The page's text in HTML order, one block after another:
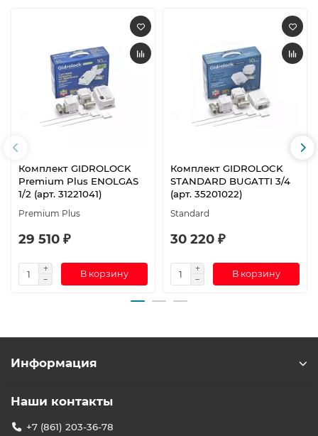
Комплект GIDROLOCK
Premium Plus ENOLGAS
1/2 (арт. 31221041)
Premium Plus
29 510 ₽
В корзину
Комплект GIDROLOCK
STANDARD BUGATTI 3/4
(арт. 35201022)
Standard
30 220 ₽
В корзину
Информация
Наши контакты
+7 (861) 203-36-78